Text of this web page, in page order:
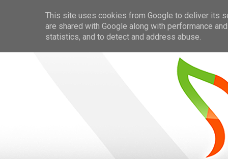
This site uses cookies from Google to deliver its
are shared with Google along with performance
statistics, and to detect and address abuse.